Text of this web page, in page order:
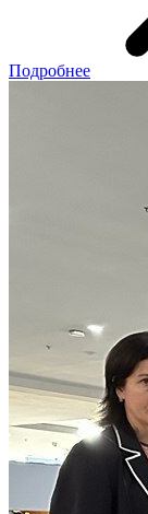
Подробнее